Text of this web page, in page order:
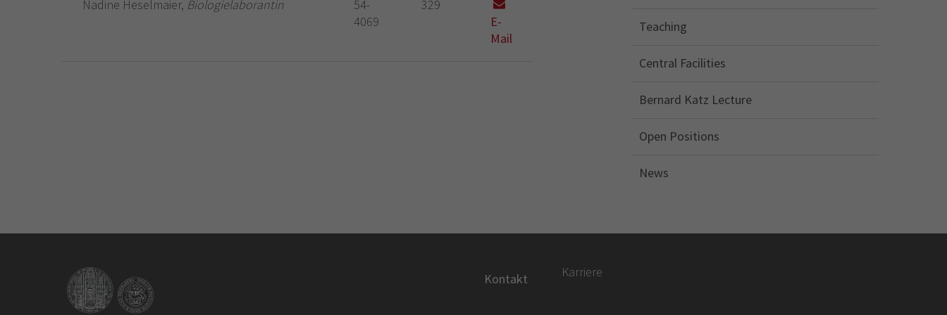
Nadine Heselmaier, Biologielaborantin
54-
4069
329
E-
Mail
Teaching
Central Facilities
Bernard Katz Lecture
Open Positions
News
Kontakt Karriere